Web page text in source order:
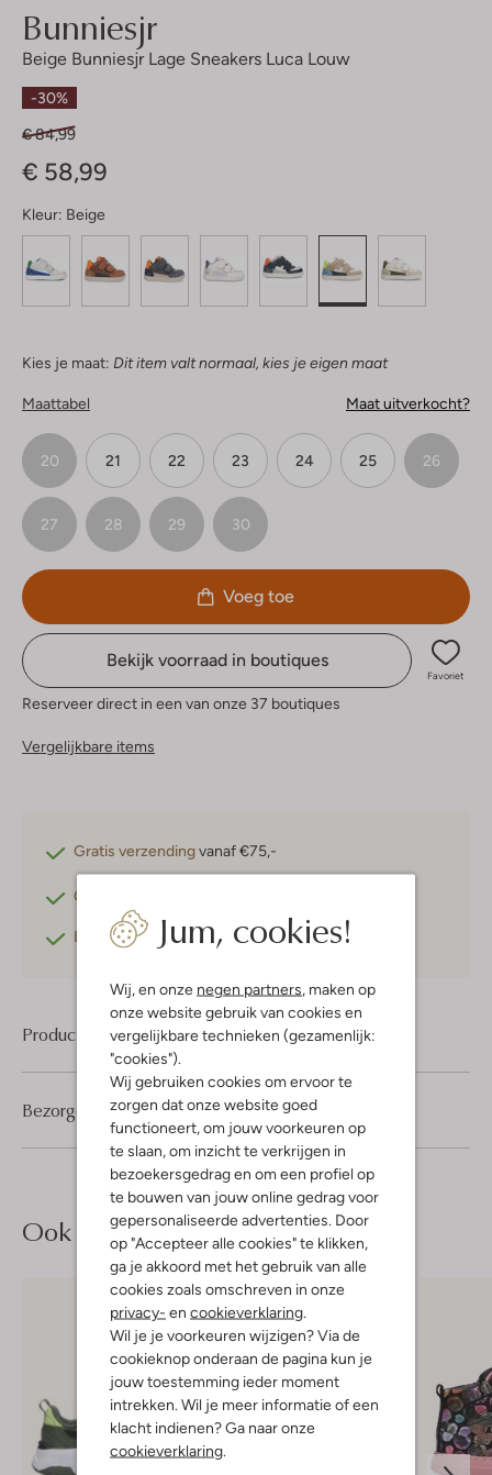
Jum, cookies!
Wij, en onze negen partners , maken op
onze website gebruik van cookies en
vergelijkbare technieken (gezamenlijk:
"cookies").
Wij gebruiken cookies om ervoor te
zorgen dat onze website goed
functioneert, om jouw voorkeuren op
te slaan, om inzicht te verkrijgen in
bezoekersgedrag en om een profiel op
te bouwen van jouw online gedrag voor
gepersonaliseerde advertenties. Door
op "Accepteer alle cookies" te klikken,
ga je akkoord met het gebruik van alle
cookies zoals omschreven in onze
privacy- en cookieverklaring
Wil je je voorkeuren wijzigen? Via de
cookieknop onderaan de pagina kun je
jouw toestemming ieder moment
intrekken. Wil je meer informatie of een
klacht indienen? Ga naar onze
cookieverklaring
Bunniesjr
Beige Bunniesjr Lage Sneakers Luca Louw
-30%
€ 84,99
€ 58,99
Kleur: Beige
Kies je maat: Dit item valt normaal, kies je eigen maat
Maattabel Maat uitverkocht?
20 21 22 23 24 25 26
27 28 29 30
Voeg toe
Bekijk voorraad in boutiques
Favoriet
Reserveer direct in een van onze 37 boutiques
Vergelijkbare items
Gratis verzendingvanaf €75,-
Gratis retourneren
Betaal achterafmet Klarna
Product informatie
Bezorgen & retourneren
Ook iets voor jou?